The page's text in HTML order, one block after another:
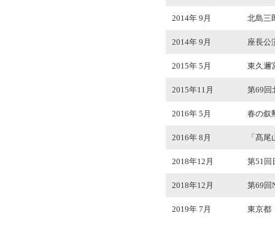
2014年 9月 北島三
2014年 9月 座長公
2015年 5月 東久邇
2015年11月 第69回
2016年 5月 春の叙
2016年 8月 「髙
2018年12月 第51回
2018年12月 第69回
2019年 7月 東京都